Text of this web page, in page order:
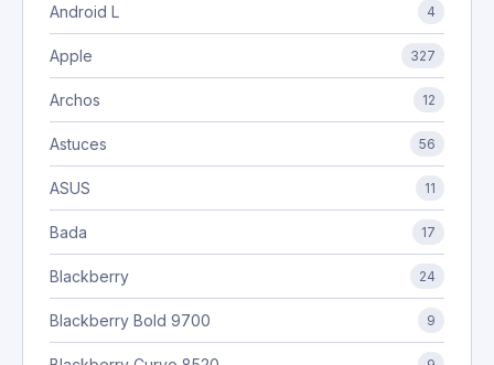
Android L 4
Apple 327
Archos 12
Astuces 56
ASUS 11
Bada 17
Blackberry 24
Blackberry Bold 9700 9